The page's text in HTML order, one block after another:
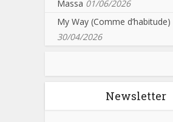
Massa 01/06/2026
My Way (Comme d’habitude)
30/04/2026
Newsletter